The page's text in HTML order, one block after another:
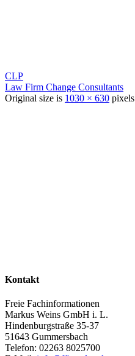
CLP
Law Firm Change Consultants
Original size is 1030 × 630 pixels
Kontakt
Freie Fachinformationen
Markus Weins GmbH i. L.
Hindenburgstraße 35-37
51643 Gummersbach
Telefon: 02263 8025700